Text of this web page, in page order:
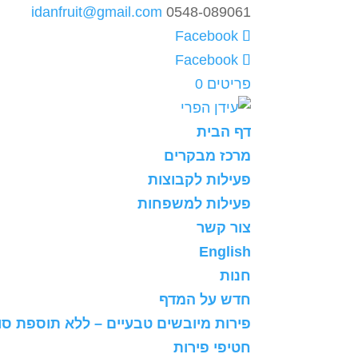
0548-089061
idanfruit@gmail.com
‏Facebook
‏Facebook
פריטים 0
דף הבית
מרכז מבקרים
פעילות לקבוצות
פעילות למשפחות
צור קשר
English
חנות
חדש על המדף
פירות מיובשים טבעיים – ללא תוספת
חטיפי פירות